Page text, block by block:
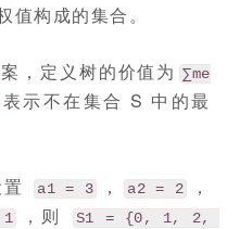
构成的集合。
，定义树的价值为 ∑me
表示不在集合 S 中的最
a1 = 3 ， a2 = 2 ，
，则
S1 = {0, 1, 2,